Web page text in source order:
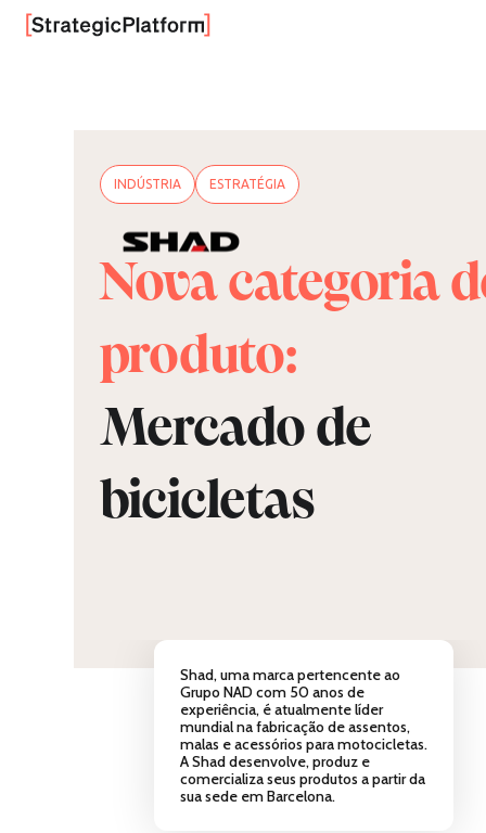
INDÚSTRIA ESTRATÉGIA
Nova categoria
produto:
Mercado de
bicicletas
Shad, uma marca pertencente ao
Grupo NAD com 50 anos de
experiência, é atualmente líder
mundial na fabricação de assentos,
malas e acessórios para motocicletas.
A Shad desenvolve, produz e
comercializa seus produtos a partir da
sua sede em Barcelona.